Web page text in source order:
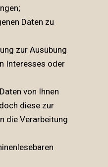
Daten zu
zur Ausübung
Interesses oder
von Ihnen
diese zur
die Verarbeitung